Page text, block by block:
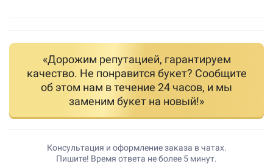
«Дорожим репутацией, гарантируем
качество. Не понравится букет? Сообщите
об этом нам в течение 24 часов, и мы
заменим букет на новый!»
Консультация и оформление заказа в чатах.
Пишите! Время ответа не более 5 минут.